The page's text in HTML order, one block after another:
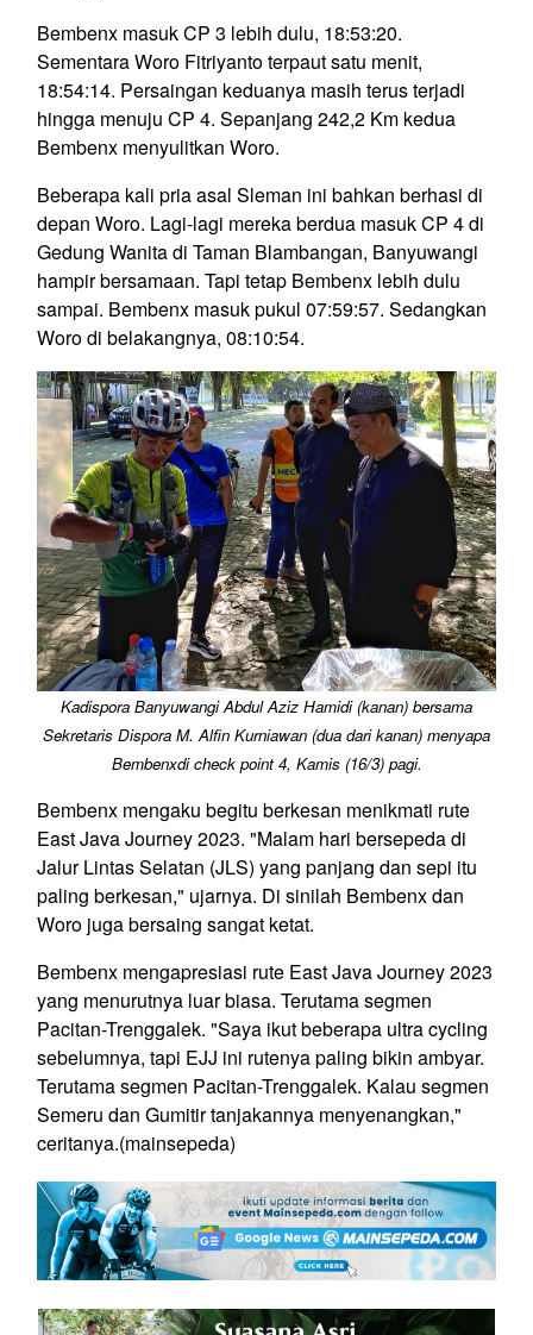
Bembenx masuk CP 3 lebih dulu, 18:53:20.
Sementara Woro Fitriyanto terpaut satu menit,
18:54:14. Persaingan keduanya masih terus terjadi
hingga menuju CP 4. Sepanjang 242,2 Km kedua
Bembenx menyulitkan Woro.
Beberapa kali pria asal Sleman ini bahkan berhasi di
depan Woro. Lagi-lagi mereka berdua masuk CP 4 di
Gedung Wanita di Taman Blambangan, Banyuwangi
hampir bersamaan. Tapi tetap Bembenx lebih dulu
sampai. Bembenx masuk pukul 07:59:57. Sedangkan
Woro di belakangnya, 08:10:54.
Kadispora Banyuwangi Abdul Aziz Hamidi (kanan) bersama
Sekretaris Dispora M. Alfin Kurniawan (dua dari kanan) menyapa
Bembenxdi check point 4, Kamis (16/3) pagi.
Bembenx mengaku begitu berkesan menikmati rute
East Java Journey 2023. "Malam hari bersepeda di
Jalur Lintas Selatan (JLS) yang panjang dan sepi itu
paling berkesan," ujarnya. Di sinilah Bembenx dan
Woro juga bersaing sangat ketat.
Bembenx mengapresiasi rute East Java Journey 2023
yang menurutnya luar biasa. Terutama segmen
Pacitan-Trenggalek. "Saya ikut beberapa ultra cycling
sebelumnya, tapi EJJ ini rutenya paling bikin ambyar.
Terutama segmen Pacitan-Trenggalek. Kalau segmen
Semeru dan Gumitir tanjakannya menyenangkan,"
ceritanya.(mainsepeda)